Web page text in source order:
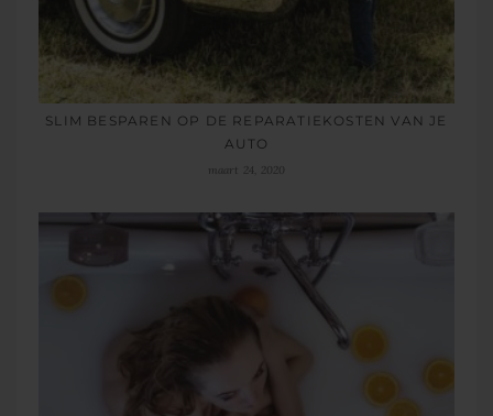
SLIM BESPAREN OP DE REPARATIEKOSTEN VAN JE
AUTO
maart 24, 2020